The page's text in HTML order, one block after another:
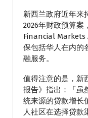
新西兰政府近年来
2026年财政预算案
Financial Markets
保包括华人在内的
融服务。
值得注意的是，新
报告》指出：「虽
统来源的贷款增长
人社区在选择贷款